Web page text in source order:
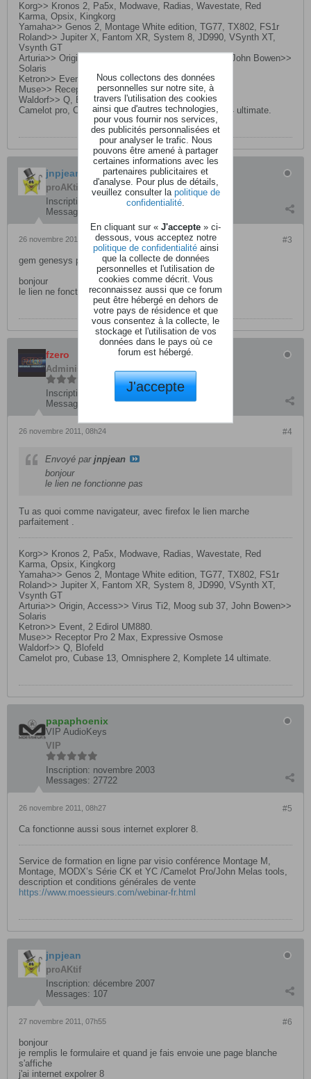
Korg>> Kronos 2, Pa5x, Modwave, Radias, Wavestate, Red
Karma, Opsix, Kingkorg
Yamaha>> Genos 2, Montage White edition, TG77, TX802, FS1r
Roland>> Jupiter X, Fantom XR, System 8, JD990, VSynth XT,
Vsynth GT
Arturia>> Origin, Access>> Virus Ti2, Moog sub 37, John Bowen>>
Solaris
Ketron>> Event, 2 Edirol UM880.
Muse>> Receptor Pro 2 Max, Expressive Osmose
Waldorf>> Q, Blofeld
Camelot pro, Cubase 13, Omnisphere 2, Komplete 14 ultimate.
jnpjean
proAKtif
Inscription:
décembre 2007
Messages:
#3
26 novembre 2011, 08h21
gem genesys pro
bonjour
le lien ne fonctionne pas
fzero
Administrateur
Inscription:
mars 2004
Messages:
10430
#4
26 novembre 2011, 08h24
Envoyé par jnpjean
bonjour
le lien ne fonctionne pas
Tu as quoi comme navigateur, avec firefox le lien marche
parfaitement .
Korg>> Kronos 2, Pa5x, Modwave, Radias, Wavestate, Red
Karma, Opsix, Kingkorg
Yamaha>> Genos 2, Montage White edition, TG77, TX802, FS1r
Roland>> Jupiter X, Fantom XR, System 8, JD990, VSynth XT,
Vsynth GT
Arturia>> Origin, Access>> Virus Ti2, Moog sub 37, John Bowen>>
Solaris
Ketron>> Event, 2 Edirol UM880.
Muse>> Receptor Pro 2 Max, Expressive Osmose
Waldorf>> Q, Blofeld
Camelot pro, Cubase 13, Omnisphere 2, Komplete 14 ultimate.
papaphoenix
VIP AudioKeys
VIP
Inscription: novembre 2003
Messages: 27722
#5
26 novembre 2011, 08h27
Ca fonctionne aussi sous internet explorer 8.
Service de formation en ligne par visio conférence Montage M,
Montage, MODX’s Série CK et YC /Camelot Pro/John Melas tools,
description et conditions générales de vente
https://www.moessieurs.com/webinar-fr.html
jnpjean
proAKtif
Inscription: décembre 2007
Messages: 107
#6
27 novembre 2011, 07h55
bonjour
je remplis le formulaire et quand je fais envoie une page blanche
s'affiche
j'ai internet expolrer 8
Nous collectons des données
personnelles sur notre site, à
travers l'utilisation des cookies
ainsi que d'autres technologies,
pour vous fournir nos services,
des publicités personnalisées et
pour analyser le trafic. Nous
pouvons être amené à partager
certaines informations avec les
partenaires publicitaires et
d'analyse. Pour plus de détails,
veuillez consulter la politique de
confidentialité
En cliquant sur « J'accepte » ci-
dessous, vous acceptez notre
politique de confidentialitéainsi
que la collecte de données
personnelles et l'utilisation de
cookies comme décrit. Vous
reconnaissez aussi que ce forum
peut être hébergé en dehors de
votre pays de résidence et que
vous consentez à la collecte, le
stockage et l'utilisation de vos
données dans le pays où ce
forum est hébergé.
J'accepte